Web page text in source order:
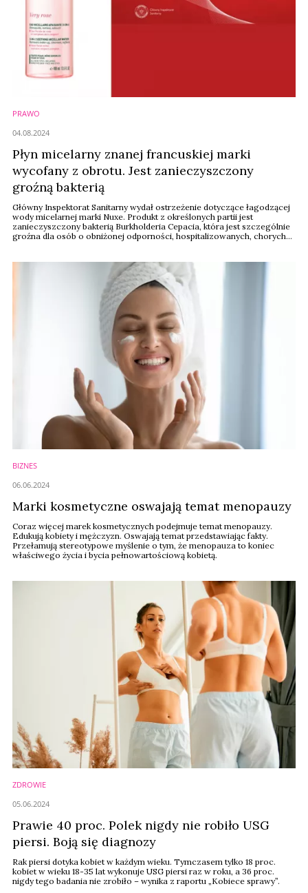
PRAWO
Płyn micelarny znanej francuskiej marki
wycofany z obrotu. Jest zanieczyszczony
groźną bakterią
Główny Inspektorat Sanitarny wydał ostrzeżenie dotyczące łagodzącej
wody micelarnej marki Nuxe. Produkt z określonych partii jest
zanieczyszczony bakterią Burkholderia Cepacia, która jest szczególnie
groźna dla osób o obniżonej odporności, hospitalizowanych, chorych
04.08.2024
BIZNES
Marki kosmetyczne oswajają temat menopauzy
Coraz więcej marek kosmetycznych podejmuje temat menopauzy.
Edukują kobiety i mężczyzn. Oswajają temat przedstawiając fakty.
Przełamują stereotypowe myślenie o tym, że menopauza to koniec
właściwego życia i bycia pełnowartościową kobietą.
06.06.2024
ZDROWIE
Prawie 40 proc. Polek nigdy nie robiło USG
piersi. Boją się diagnozy
Rak piersi dotyka kobiet w każdym wieku. Tymczasem tylko 18 proc.
kobiet w wieku 18-35 lat wykonuje USG piersi raz w roku, a 36 proc.
nigdy tego badania nie zrobiło – wynika z raportu „Kobiece sprawy”.
05.06.2024